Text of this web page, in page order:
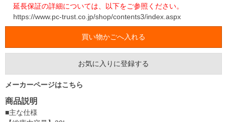
延長保証の詳細については、以下をご参照ください。
https://www.pc-trust.co.jp/shop/contents3/index.aspx
お気に入りに登録する
メーカーページはこちら
商品説明
■主な仕様